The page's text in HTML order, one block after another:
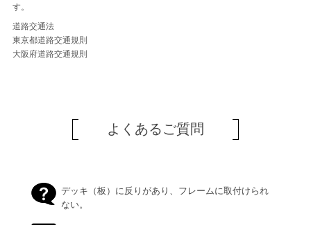
す。
道路交通法
東京都道路交通規則
大阪府道路交通規則
よくあるご質問
デッキ（板）に反りがあり、フレームに取付けられ
ない。